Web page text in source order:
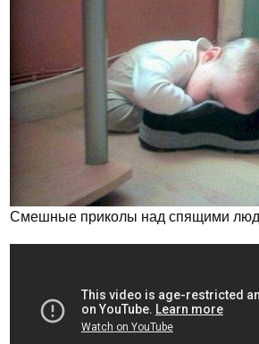
Смешные приколы над спящими